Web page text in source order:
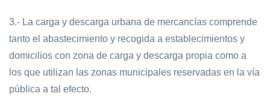
3.- La carga y descarga urbana de mercancías comprende
tanto el abastecimiento y recogida a establecimientos y
domicilios con zona de carga y descarga propia como a
los que utilizan las zonas municipales reservadas en la vía
pública a tal efecto.